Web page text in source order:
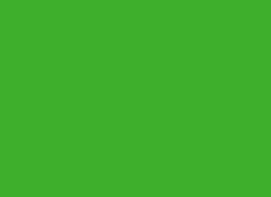
4 лет со штрафом в размере